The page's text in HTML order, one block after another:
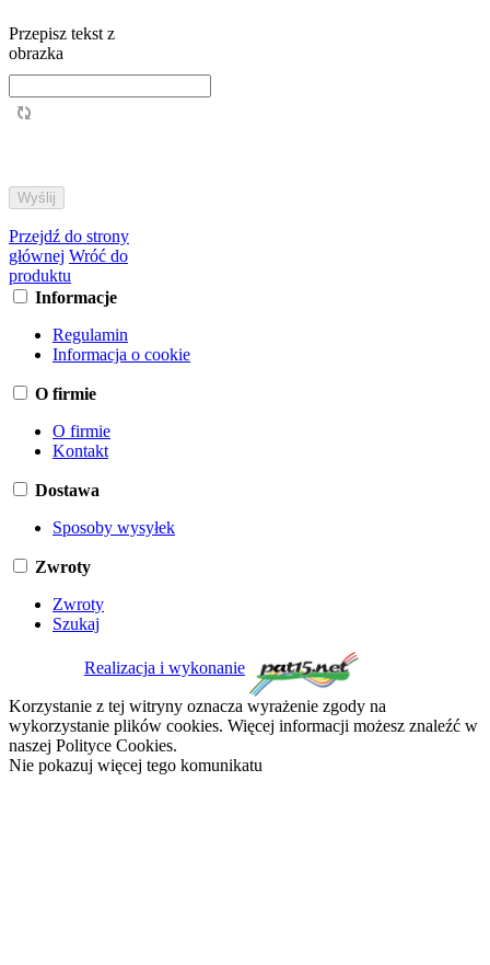
Przepisz tekst z
obrazka
Przejdź do strony
głównej Wróć do
produktu
Informacje
Regulamin
Informacja o cookie
O firmie
O firmie
Kontakt
Dostawa
Sposoby wysyłek
Zwroty
Zwroty
Szukaj
Realizacja i wykonanie
Korzystanie z tej witryny oznacza wyrażenie zgody na
wykorzystanie plików cookies. Więcej informacji możesz znaleźć w
naszej Polityce Cookies.
Nie pokazuj więcej tego komunikatu